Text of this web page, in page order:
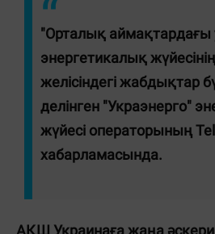
"Орталық аймақтардағы
энергетикалық жүйесінің
желісіндегі жабдықтар
делінген "Украэнерго"
жүйесі операторының
хабарламасында.